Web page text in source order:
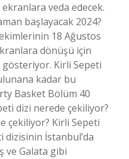
veda edecek.
başlayacak 2024?
18 Ağustos
dönüşü için
gösteriyor. Kirli Sepeti
kadar bu
Basket Bölüm 40
dizi nerede çekiliyor?
çekiliyor? Kirli Sepeti
dizisinin İstanbul’da
ve Galata gibi